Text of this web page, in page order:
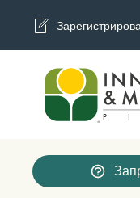
Skip to main content